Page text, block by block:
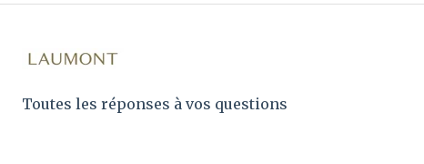
Toutes les réponses à vos questions